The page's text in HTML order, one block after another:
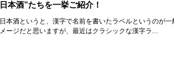
日本酒”たちを一挙ご紹介！
日本酒というと、漢字で名前を書いたラベルというのが一
メージだと思いますが、最近はクラシックな漢字ラ...